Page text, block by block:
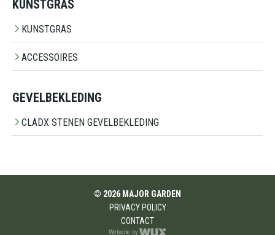
KUNSTGRAS
KUNSTGRAS
ACCESSOIRES
GEVELBEKLEDING
CLADX STENEN GEVELBEKLEDING
© 2026 MAJOR GARDEN
PRIVACY POLICY
CONTACT
Website by